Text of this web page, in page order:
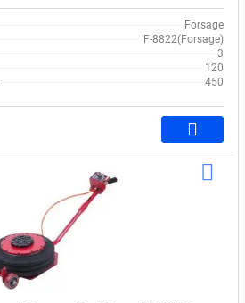
Forsage
F-8822(Forsage)
3
120
450